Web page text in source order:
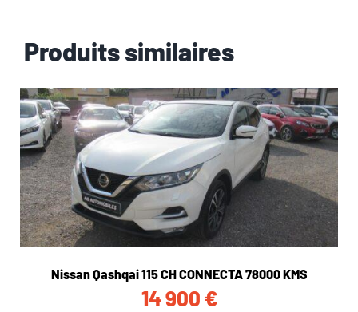
Produits similaires
Nissan Qashqai 115 CH CONNECTA 78000 KMS
14 900 €